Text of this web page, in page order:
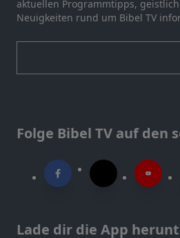
aktuellen Programmtipps,
Neuigkeiten rund um Bibel TV
Folge Bibel TV auf den
Lade dir die App